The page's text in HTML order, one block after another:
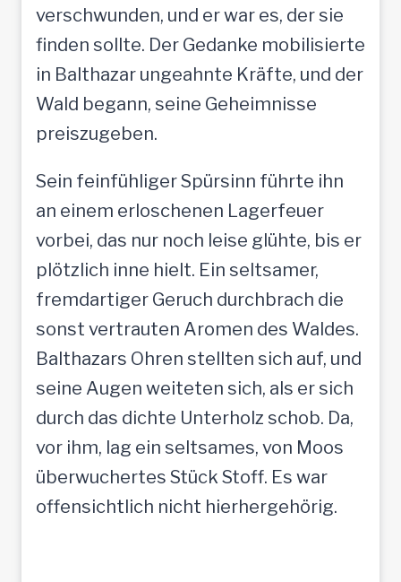
verschwunden, und er war es, der sie
finden sollte. Der Gedanke mobilisierte
in Balthazar ungeahnte Kräfte, und der
Wald begann, seine Geheimnisse
preiszugeben.
Sein feinfühliger Spürsinn führte ihn
an einem erloschenen Lagerfeuer
vorbei, das nur noch leise glühte, bis er
plötzlich inne hielt. Ein seltsamer,
fremdartiger Geruch durchbrach die
sonst vertrauten Aromen des Waldes.
Balthazars Ohren stellten sich auf, und
seine Augen weiteten sich, als er sich
durch das dichte Unterholz schob. Da,
vor ihm, lag ein seltsames, von Moos
überwuchertes Stück Stoff. Es war
offensichtlich nicht hierhergehörig.